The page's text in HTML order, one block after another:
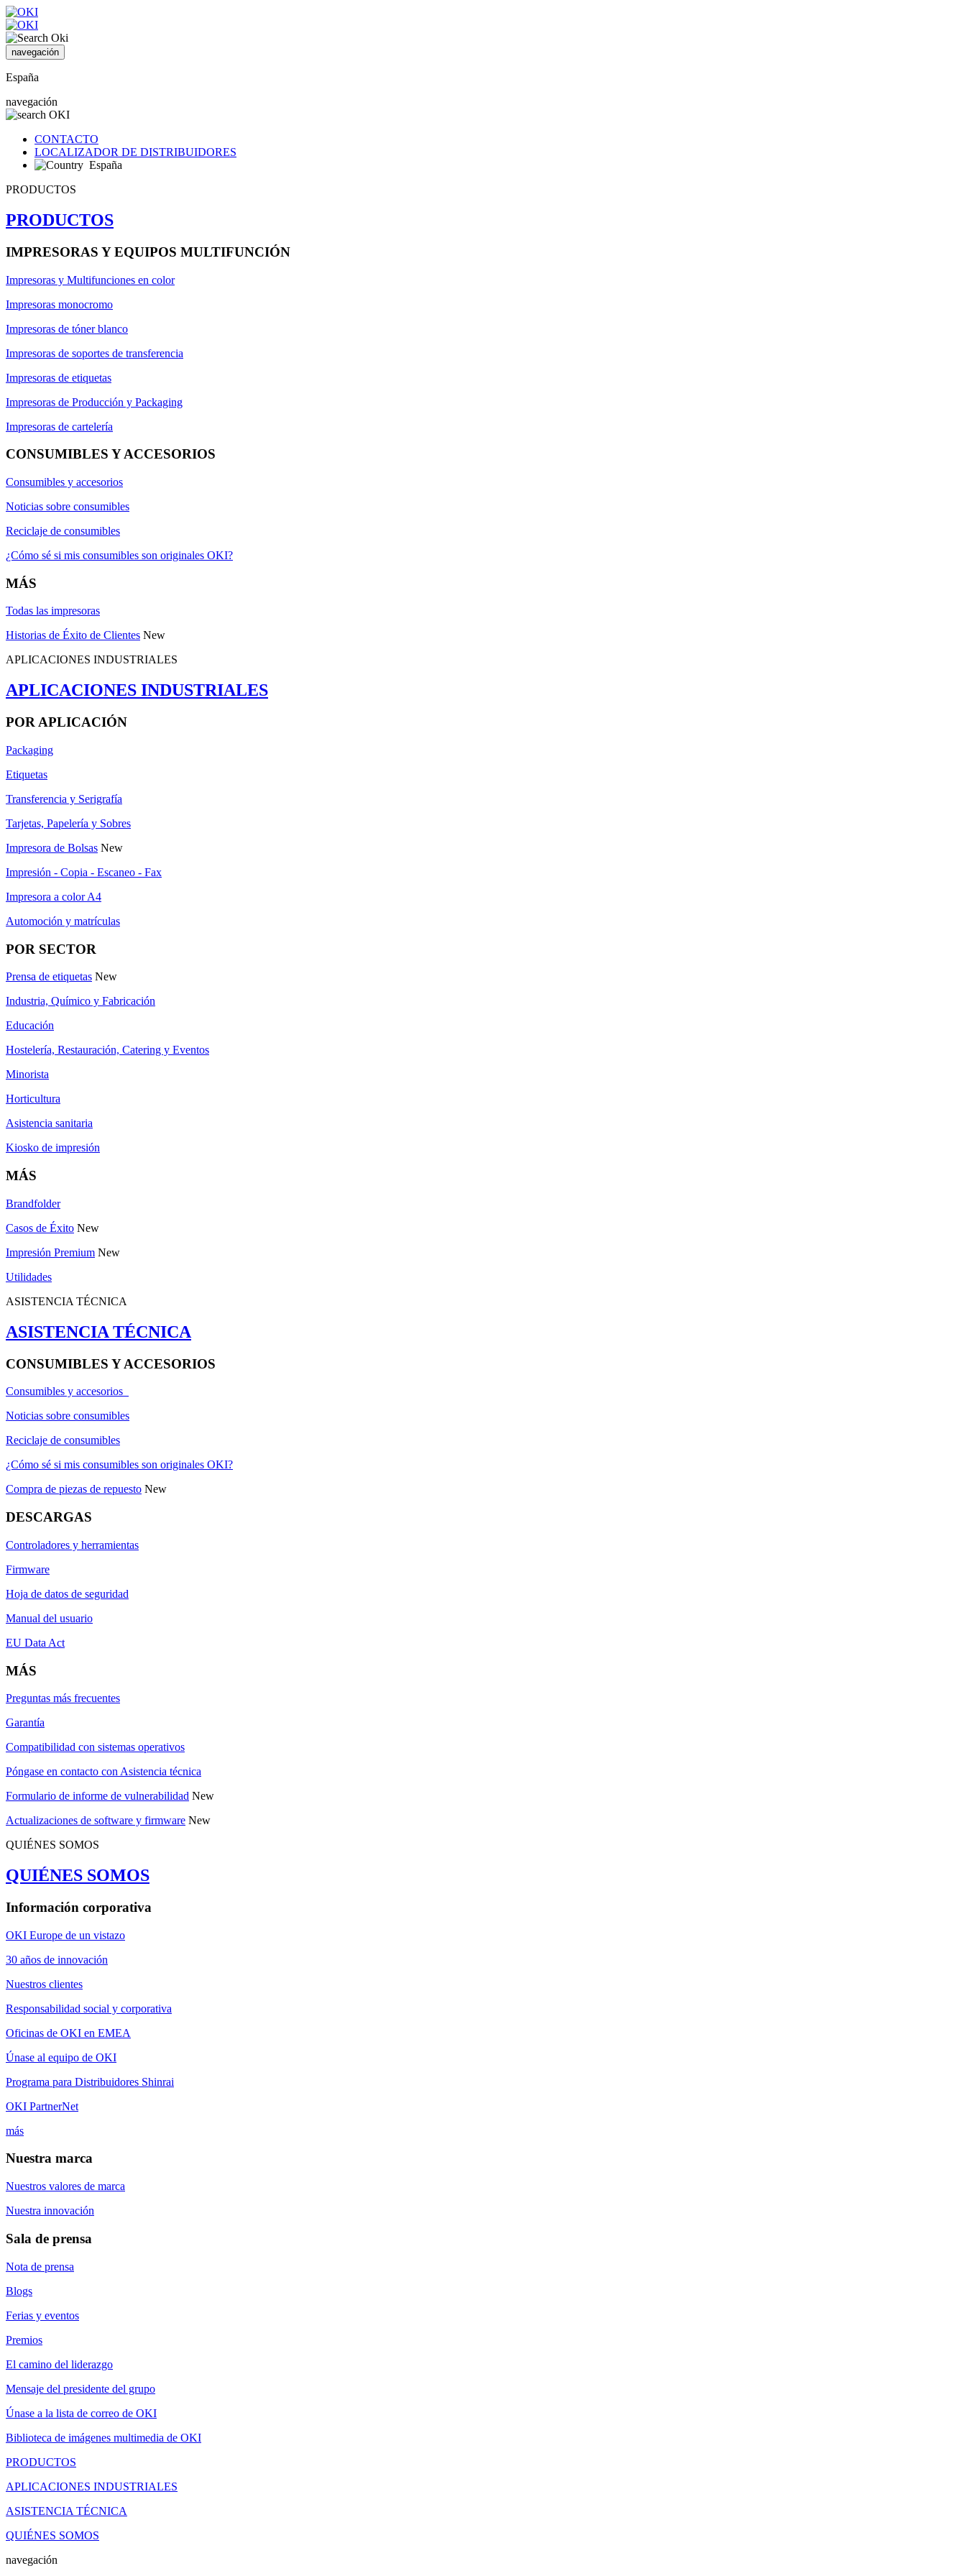
navegación
España
navegación
CONTACTO
LOCALIZADOR DE DISTRIBUIDORES
España
PRODUCTOS
PRODUCTOS
IMPRESORAS Y EQUIPOS MULTIFUNCIÓN
Impresoras y Multifunciones en color
Impresoras monocromo
Impresoras de tóner blanco
Impresoras de soportes de transferencia
Impresoras de etiquetas
Impresoras de Producción y Packaging
Impresoras de cartelería
CONSUMIBLES Y ACCESORIOS
Consumibles y accesorios
Noticias sobre consumibles
Reciclaje de consumibles
¿Cómo sé si mis consumibles son originales OKI?
MÁS
Todas las impresoras
Historias de Éxito de Clientes New
APLICACIONES INDUSTRIALES
APLICACIONES INDUSTRIALES
POR APLICACIÓN
Packaging
Etiquetas
Transferencia y Serigrafía
Tarjetas, Papelería y Sobres
Impresora de Bolsas New
Impresión - Copia - Escaneo - Fax
Impresora a color A4
Automoción y matrículas
POR SECTOR
Prensa de etiquetas New
Industria, Químico y Fabricación
Educación
Hostelería, Restauración, Catering y Eventos
Minorista
Horticultura
Asistencia sanitaria
Kiosko de impresión
MÁS
Brandfolder
Casos de Éxito New
Impresión Premium New
Utilidades
ASISTENCIA TÉCNICA
ASISTENCIA TÉCNICA
CONSUMIBLES Y ACCESORIOS
Consumibles y accesorios
Noticias sobre consumibles
Reciclaje de consumibles
¿Cómo sé si mis consumibles son originales OKI?
Compra de piezas de repuesto New
DESCARGAS
Controladores y herramientas
Firmware
Hoja de datos de seguridad
Manual del usuario
EU Data Act
MÁS
Preguntas más frecuentes
Garantía
Compatibilidad con sistemas operativos
Póngase en contacto con Asistencia técnica
Formulario de informe de vulnerabilidad New
Actualizaciones de software y firmware New
QUIÉNES SOMOS
QUIÉNES SOMOS
Información corporativa
OKI Europe de un vistazo
30 años de innovación
Nuestros clientes
Responsabilidad social y corporativa
Oficinas de OKI en EMEA
Únase al equipo de OKI
Programa para Distribuidores Shinrai
OKI PartnerNet
más
Nuestra marca
Nuestros valores de marca
Nuestra innovación
Sala de prensa
Nota de prensa
Blogs
Ferias y eventos
Premios
El camino del liderazgo
Mensaje del presidente del grupo
Únase a la lista de correo de OKI
Biblioteca de imágenes multimedia de OKI
PRODUCTOS
APLICACIONES INDUSTRIALES
ASISTENCIA TÉCNICA
QUIÉNES SOMOS
navegación